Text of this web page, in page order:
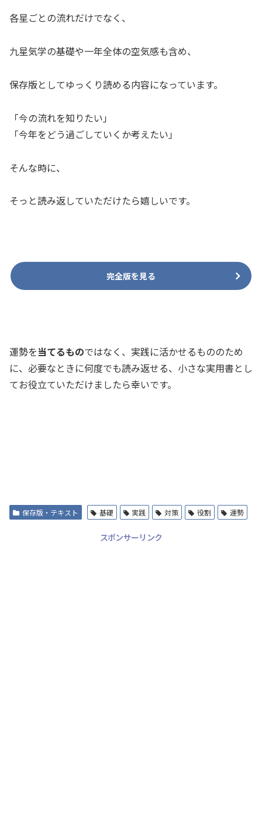
各星ごとの流れだけでなく、
九星気学の基礎や一年全体の空気感も含め、
保存版としてゆっくり読める内容になっています。
「今の流れを知りたい」
「今年をどう過ごしていくか考えたい」
そんな時に、
そっと読み返していただけたら嬉しいです。
完全版を見る
運勢を当てるものではなく、実践に活かせるもののため
に、必要なときに何度でも読み返せる、小さな実用書とし
てお役立ていただけましたら幸いです。
保存版・テキスト 基礎 実践 対策 役割 運勢
スポンサーリンク